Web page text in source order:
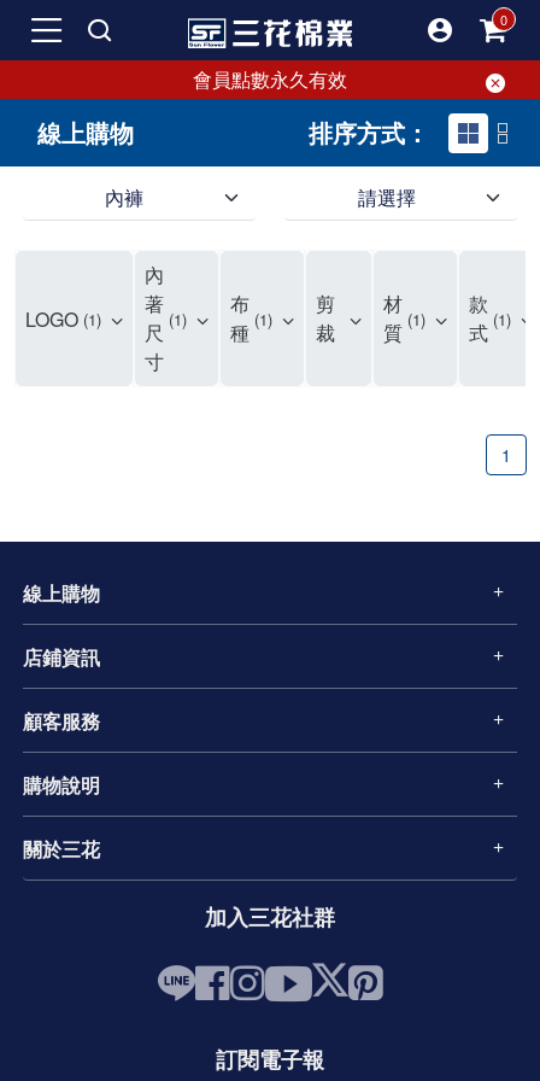
會員點數永久有效
線上購物 排序方式：
內褲 請選擇
LOGO 1
內
著
尺
寸
1
布
種 1
剪
裁
材
質 1
款
式 1
1
線上購物
店鋪資訊
顧客服務
購物說明
關於三花
加入三花社群
訂閱電子報